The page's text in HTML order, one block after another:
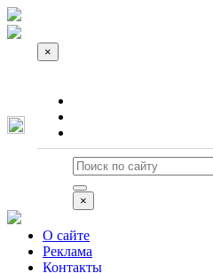
×
×
О сайте
Реклама
Контакты